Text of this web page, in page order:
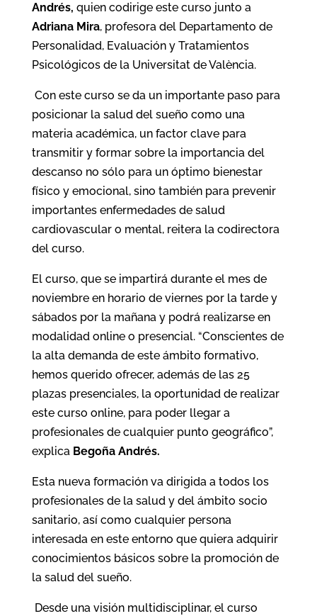
Andrés, quien codirige este curso junto a
Adriana Mira, profesora del Departamento de
Personalidad, Evaluación y Tratamientos
Psicológicos de la Universitat de València.
Con este curso se da un importante paso para
posicionar la salud del sueño como una
materia académica, un factor clave para
transmitir y formar sobre la importancia del
descanso no sólo para un óptimo bienestar
físico y emocional, sino también para prevenir
importantes enfermedades de salud
cardiovascular o mental, reitera la codirectora
del curso.
El curso, que se impartirá durante el mes de
noviembre en horario de viernes por la tarde y
sábados por la mañana y podrá realizarse en
modalidad online o presencial. “Conscientes de
la alta demanda de este ámbito formativo,
hemos querido ofrecer, además de las 25
plazas presenciales, la oportunidad de realizar
este curso online, para poder llegar a
profesionales de cualquier punto geográfico”,
explica Begoña Andrés.
Esta nueva formación va dirigida a todos los
profesionales de la salud y del ámbito socio
sanitario, así como cualquier persona
interesada en este entorno que quiera adquirir
conocimientos básicos sobre la promoción de
la salud del sueño.
Desde una visión multidisciplinar, el curso